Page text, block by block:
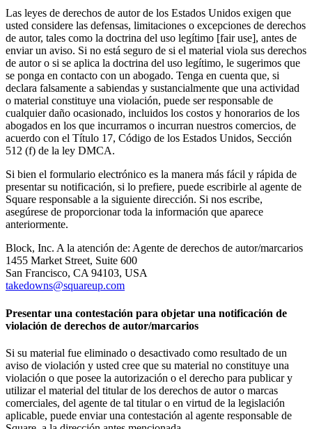
Descripción general
Cambia a Square
Tipos
Ropa
Hogar y regalos
Vino y licor
Tiendas de comestibles
Jardín
Capacidades
Acepta pagos
Haz un seguimiento del inventario
Agrega fuentes de ingresos
Administra tu flujo de caja
Haz que tus clientes regresen
Vincula tu catálogo y configúralo rápidamente
Descubrir
Descripción general
Las leyes de derechos de autor de los Estados Unidos exigen que
usted considere las defensas, limitaciones o excepciones de derechos
de autor, tales como la doctrina del uso legítimo [fair use], antes de
enviar un aviso. Si no está seguro de si el material viola sus derechos
de autor o si se aplica la doctrina del uso legítimo, le sugerimos que
se ponga en contacto con un abogado. Tenga en cuenta que, si
declara falsamente a sabiendas y sustancialmente que una actividad
o material constituye una violación, puede ser responsable de
cualquier daño ocasionado, incluidos los costos y honorarios de los
abogados en los que incurramos o incurran nuestros comercios, de
acuerdo con el Título 17, Código de los Estados Unidos, Sección
512 (f) de la ley DMCA.
Si bien el formulario electrónico es la manera más fácil y rápida de
presentar su notificación, si lo prefiere, puede escribirle al agente de
Square responsable a la siguiente dirección. Si nos escribe,
asegúrese de proporcionar toda la información que aparece
anteriormente.
Block, Inc. A la atención de: Agente de derechos de autor/marcarios
1455 Market Street, Suite 600
San Francisco, CA 94103, USA
takedowns@squareup.com
Presentar una contestación para objetar una notificación de
violación de derechos de autor/marcarios
Si su material fue eliminado o desactivado como resultado de un
aviso de violación y usted cree que su material no constituye una
violación o que posee la autorización o el derecho para publicar y
utilizar el material del titular de los derechos de autor o marcas
comerciales, del agente de tal titular o en virtud de la legislación
aplicable, puede enviar una contestación al agente responsable de